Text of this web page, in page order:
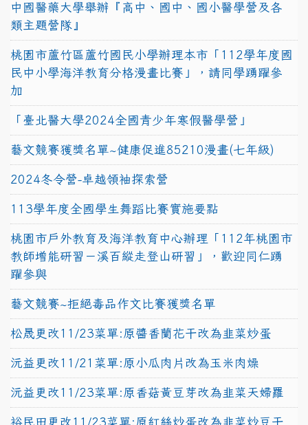
中國醫藥大學舉辦『高中、國中、國小醫學營及各
類主題營隊』
桃園市蘆竹區蘆竹國民小學辦理本市「112學年度國
民中小學海洋教育分格漫畫比賽」，請同學踴躍參
加
「臺北醫大學2024全國青少年寒假醫學營」
藝文競賽獲獎名單~健康促進85210漫畫(七年級)
2024冬令營-卓越領袖探索營
113學年度全國學生舞蹈比賽實施要點
桃園市戶外教育及海洋教育中心辦理「112年桃園市
教師增能研習－溪百縱走登山研習」，歡迎同仁踴
躍參與
藝文競賽~拒絕毒品作文比賽獲獎名單
松晟更改11/23菜單:原醬香蘭花干改為韭菜炒蛋
沅益更改11/21菜單:原小瓜肉片改為玉米肉燥
沅益更改11/23菜單:原香菇黃豆芽改為韭菜天婦羅
裕民田更改11/23菜單:原紅絲炒蛋改為韭菜炒豆干